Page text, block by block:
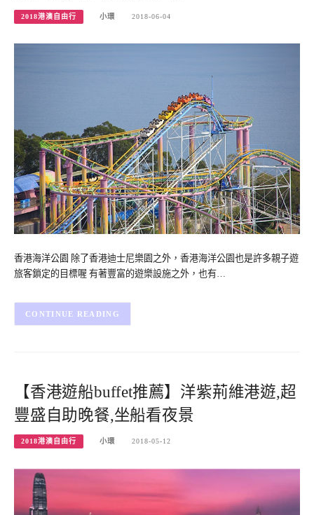
2018港澳自由行 小環 2018-06-04
香港海洋公園 除了香港迪士尼樂園之外，香港海洋公園也是許多親子遊
旅客鎖定的目標喔 有著豐富的遊樂設施之外，也有…
CONTINUE READING
【香港遊船buffet推薦】洋紫荊維港遊,超
豐盛自助晚餐,坐船看夜景
2018港澳自由行 小環 2018-05-12